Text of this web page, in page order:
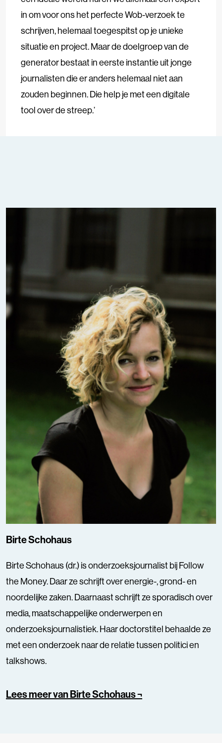
in om voor ons het perfecte Wob-verzoek te
schrijven, helemaal toegespitst op je unieke
situatie en project. Maar de doelgroep van de
generator bestaat in eerste instantie uit jonge
journalisten die er anders helemaal niet aan
zouden beginnen. Die help je met een digitale
tool over de streep.’
Birte Schohaus
Birte Schohaus (dr.) is onderzoeksjournalist bij Follow
the Money. Daar ze schrijft over energie-, grond- en
noordelijke zaken. Daarnaast schrijft ze sporadisch over
media, maatschappelijke onderwerpen en
onderzoeksjournalistiek. Haar doctorstitel behaalde ze
met een onderzoek naar de relatie tussen politici en
talkshows.
Lees meer van Birte Schohaus ¬